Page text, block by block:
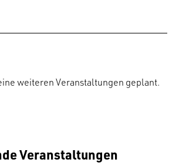
weiteren Veranstaltungen geplant.
Veranstaltungen